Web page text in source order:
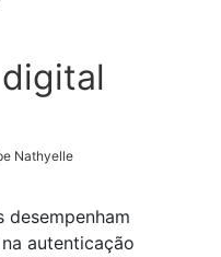
Nathyelle
autenticação